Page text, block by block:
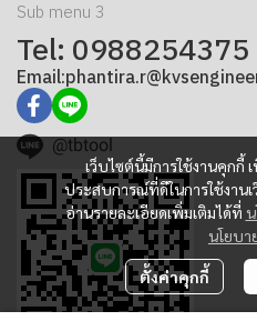
เว็บไซต์นี้มีการใช้งานคุกกี้
ประสบการณ์ที่ดีในการใช้งาน
อ่านรายละเอียดเพิ่มเติมได้ที่
นโยบา
ตั้งค่าคุกกี้
Sub menu 3
Tel: 0988254375
@tbtool